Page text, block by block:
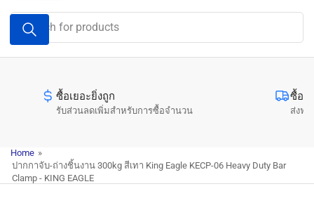
Search
for
products
ซื้อค
ส่งฟ
ซื้อเยอะยิ่งถูก
รับส่วนลดเพิ่มสำหรับการซื้อจำนวน
Home »
ปากกาจับ-ถ่างชิ้นงาน 300kg สีเทา King Eagle KECP-06 Heavy Duty Bar
Clamp - KING EAGLE